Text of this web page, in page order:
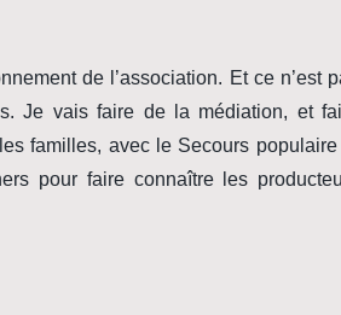
de l’association. Et ce n’est
Je vais faire de la médiation, et
familles, avec le Secours populaire
pour faire connaître les